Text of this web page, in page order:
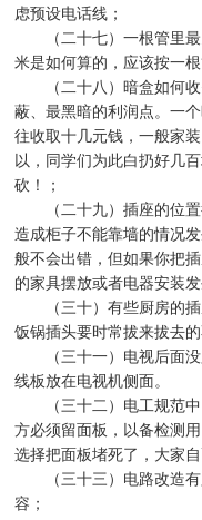
虑预设电话线；
（二十七）一根管里最
米是如何算的，应该按一
（二十八）暗盒如何收
蔽、最黑暗的利润点。一
往收取十几元钱，一般家
以，同学们为此白扔好几
砍！；
（二十九）插座的位置
造成柜子不能靠墙的情况
般不会出错，但如果你把
的家具摆放或者电器安装
（三十）有些厨房的插
饭锅插头要时常拔来拔去的
（三十一）电视后面没
线板放在电视机侧面。
（三十二）电工规范中
方必须留面板，以备检测
选择把面板堵死了，大家自
（三十三）电路改造有
容；